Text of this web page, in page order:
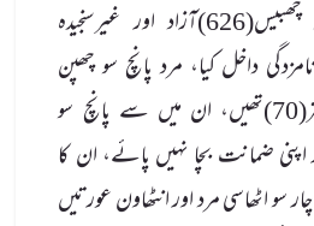
2019میں چھ سو چھبیس(626)آزاد اور غیرسنجیدہ
داخل کیا، مرد پانچ سو چھپن
(556)اور عورتیں ستر(70)تھیں، ان میں سے پانچ سو
اپنی ضمانت بچا نہیں پائے، ان کا
رہا، چار سو اٹھاسی مرد اور انٹھاون عورتیں